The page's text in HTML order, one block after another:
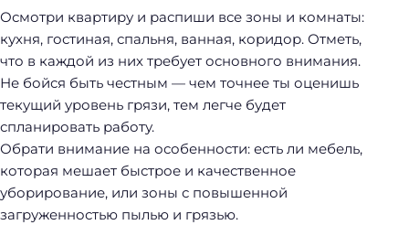
Осмотри квартиру и распиши все зоны и комнаты:
кухня, гостиная, спальня, ванная, коридор. Отметь,
что в каждой из них требует основного внимания.
Не бойся быть честным — чем точнее ты оценишь
текущий уровень грязи, тем легче будет
спланировать работу.
Обрати внимание на особенности: есть ли мебель,
которая мешает быстрое и качественное
уборирование, или зоны с повышенной
загруженностью пылью и грязью.